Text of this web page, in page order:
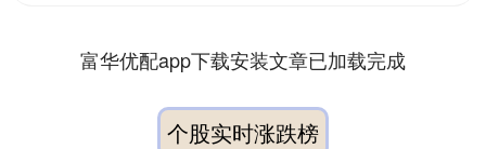
富华优配app下载安装文章已加载完成
个股实时涨跌榜